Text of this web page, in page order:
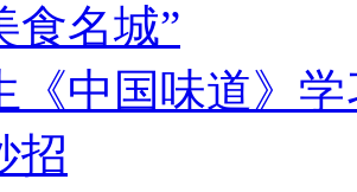
食名城”
《中国味道》
招